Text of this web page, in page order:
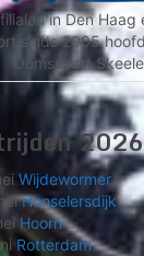
in Den Haag
sinds 2005
Oomssport
Wijdewormer
Honselersdijk
Hoorn
Rotterdam